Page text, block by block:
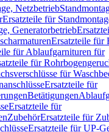
Netzbetrieb
Ersatzteile für
Generatorbetrieb
Ersatzteile für
für Ablaufgarnituren für
für
für
Ersatzteile für
Betätigungen
Ersatzteile für
ZubehörErsatzteile für
Ersatzteile für UP-